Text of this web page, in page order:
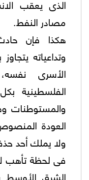
الذى يعقب
مصادر النفط.
هكذا فإن
وتداعياته
الأسرى
الفلسطينية
والمستوطنات
العودة
ولا يملك أحد
فى لحظة تأهب
الشرق الأوسط